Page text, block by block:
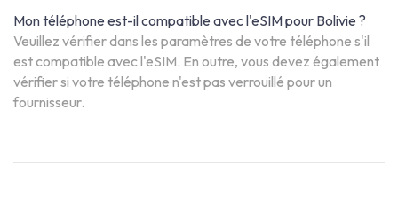
Mon téléphone est-il compatible avec l'eSIM pour Bolivie ?
Veuillez vérifier dans les paramètres de votre téléphone s'il
est compatible avec l'eSIM. En outre, vous devez également
vérifier si votre téléphone n'est pas verrouillé pour un
fournisseur.